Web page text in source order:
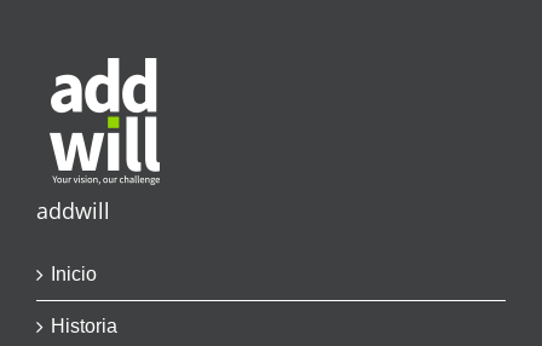
addwill
Inicio
Historia